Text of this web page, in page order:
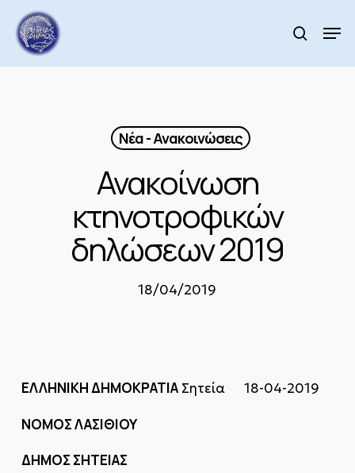
main
content
search
Νέα - Ανακοινώσεις
Ανακοίνωση
κτηνοτροφικών
δηλώσεων 2019
18/04/2019
ΕΛΛΗΝΙΚΗ ΔΗΜΟΚΡΑΤΙΑΣητεία 18-04-2019
ΝΟΜΟΣ ΛΑΣΙΘΙΟΥ
ΔΗΜΟΣ ΣΗΤΕΙΑΣ
Menu